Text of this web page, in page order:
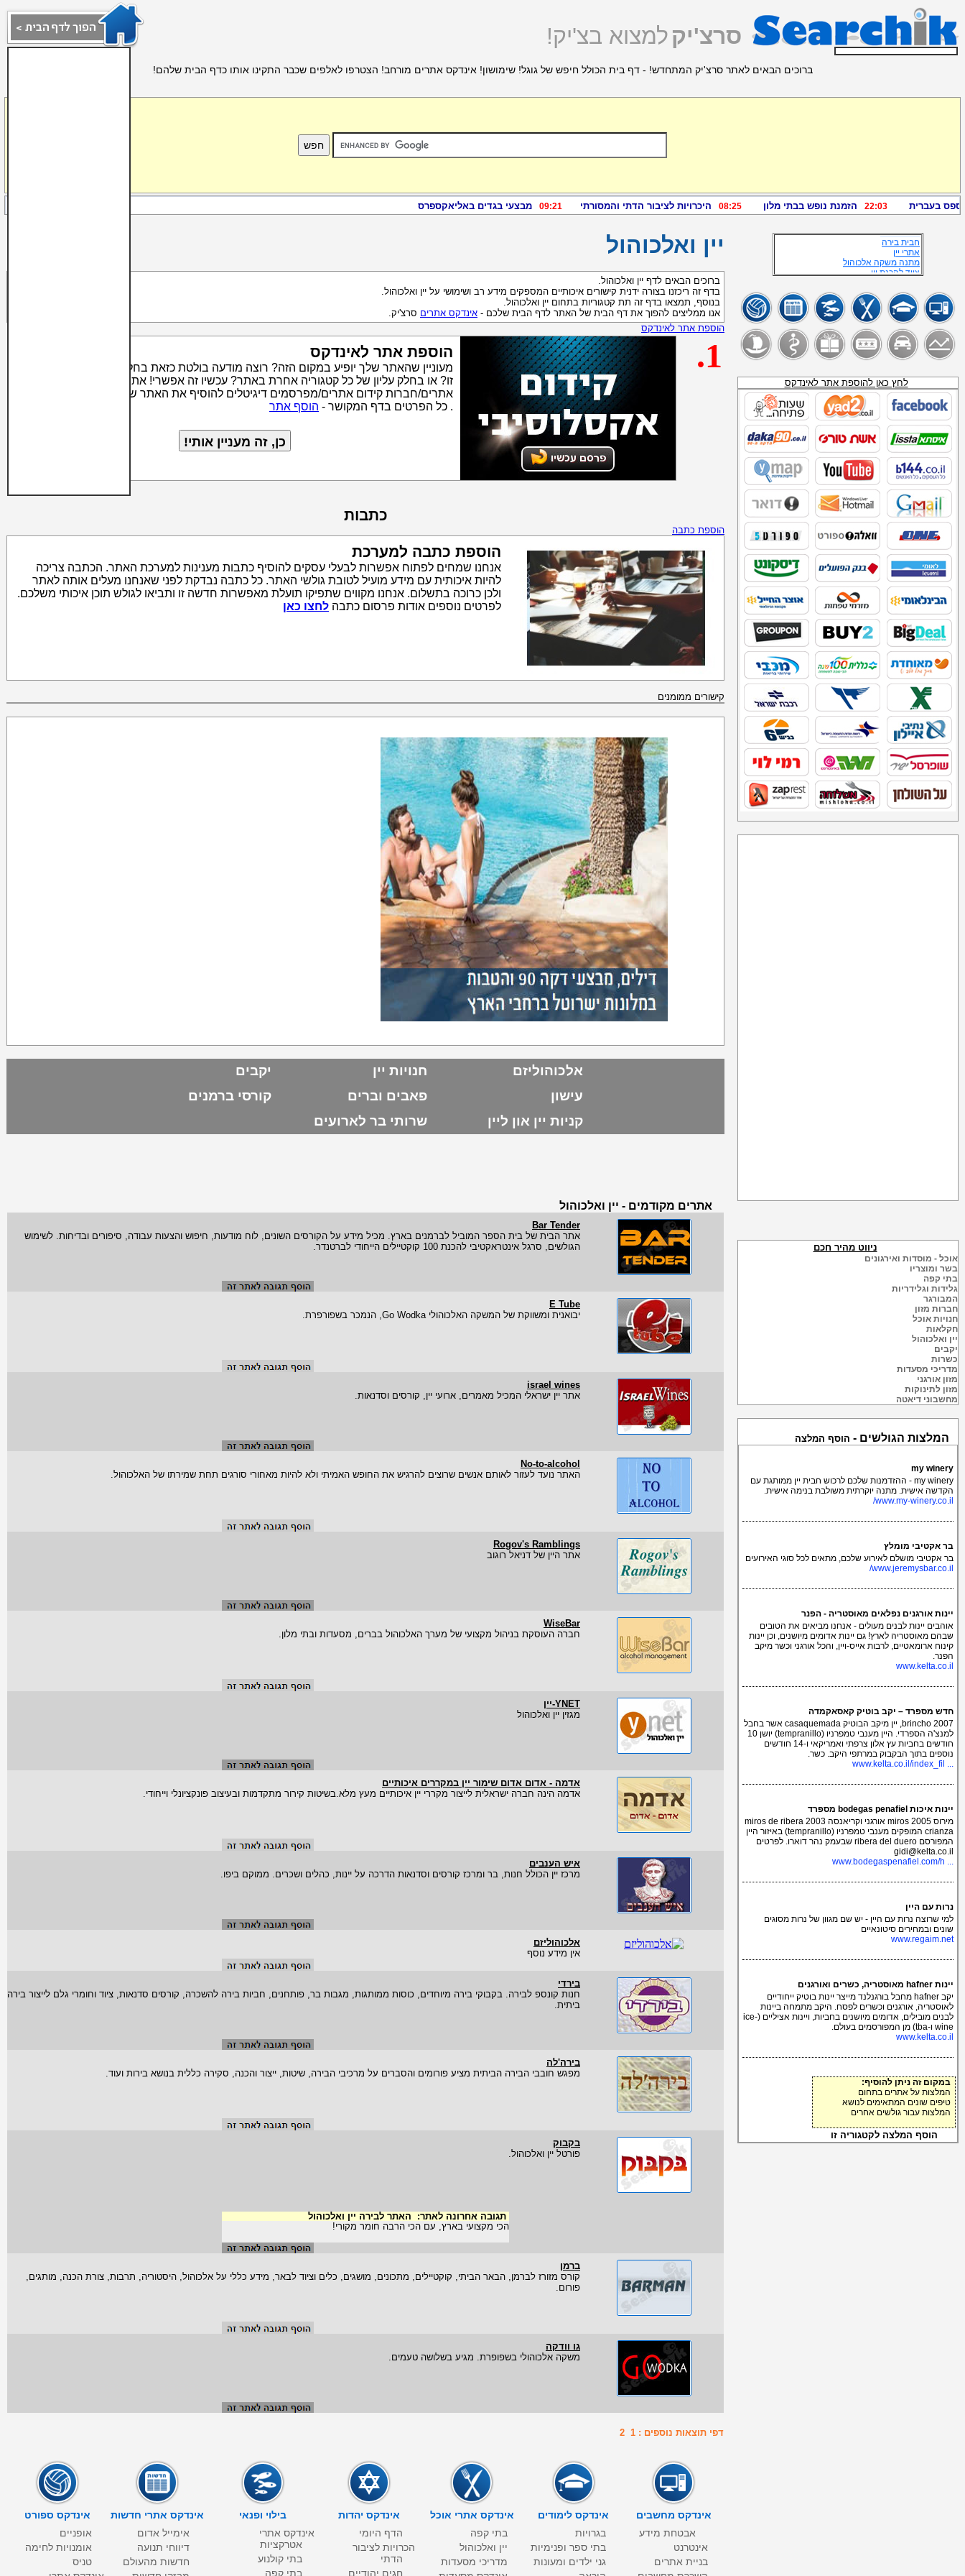
סרצ'יקלמצוא בצ'יק!
ברוכים הבאים לאתר סרצ'יק המתחדש! - דף בית הכולל חיפש של גוגל! שימושון! אינדקס אתרים מורחב! הצטרפו לאלפים שכבר התקינו אותו כדף הבית שלהם!
יין ואלכוהול
ברוכים הבאים לדף יין ואלכוהול.
בדף זה ריכזנו בצורה ידנית קישורים איכותיים המספקים מידע רב ושימושי על יין ואלכוהול.
בנוסף, תמצאו בדף זה תת קטגוריות בתחום יין ואלכוהול.
אנו ממליצים להפוך את דף הבית של האתר לדף הבית שלכם - אינדקס אתרים סרצ'יק.
הוספת אתר לאינדקס
הוספת אתר לאינדקס
מעוניין שהאתר שלך יופיע במקום הזה? רוצה מודעה בולטת כזאת בחלק העליון של קטגוריה
זו? או בחלק עליון של כל קטגוריה אחרת באתר? עכשיו זה אפשרי! אתר סרצ'יק מאפשר לבעלי
אתרים/חברות קידום אתרים/מפרסמים דיגיטלים להוסיף את האתר שלהם לאינדקס האתרים
. כל הפרטים בדף המקושר - הוסף אתר
.1
כתבות
הוספת כתבה
הוספת כתבה למערכת
אנחנו שמחים לפתוח אפשרות לבעלי עסקים להוסיף כתבות מענינות למערכת האתר. הכתבה צריכה
להיות איכותית עם מידע מועיל לטובת גולשי האתר. כל כתבה נבדקת לפני שאנחנו מעלים אותה לאתר
ולכן כרוכה בתשלום. אנחנו מקווים שתפיקו תועלת מאפשרות חדשה זו ותביאו לגולש תוכן איכותי משלכם.
לפרטים נוספים אודות פרסום כתבה לחצו כאן
קישורים ממומנים
אלכוהוליזם חנויות יין
יקבים
עישון
פאבים וברים
קורסי ברמנים
קניות יין און ליין
שרותי בר לארועים
אתרים מקודמים - יין ואלכוהול
Bar Tender
אתר הבית של בית הספר המוביל לברמנים בארץ. מכיל מידע על הקורסים השונים, לוח מודעות, חיפוש והצעות עבודה, סיפורים ובדיחות. לשימוש
הגולשים, סרגל אינטראקטיבי להכנת 100 קוקטיילים הייחודי לברטנדר.
E Tube
יבואנית ומשווקת של המשקה האלכוהולי Go Wodka, הנמכר בשפורפרת.
israel wines
אתר יין ישראלי המכיל מאמרים, ארועי יין, קורסים וסדנאות.
No-to-alcohol
האתר נועד לעזור לאותם אנשים שרוצים להרגיש את החופש האמיתי ולא להיות מאחורי סורגים תחת שמירתו של האלכוהול.
Rogov's Ramblings
אתר היין של דניאל רוגוב
WiseBar
חברה העוסקת בניהול מקצועי של מערך האלכוהול בברים, מסעדות ובתי מלון.
YNET-יין
מגזין יין ואלכוהול
אדמה - אדום אדום שימור יין במקררים איכותיים
אדמה הינה חברה ישראלית לייצור מקררי יין איכותיים מעץ מלא.בשיטות קירור מתקדמות ובעיצוב פונקציונלי וייחודי.
איש הענבים
מרכז יין הכולל חנות, בר ומרכז קורסים וסדנאות הדרכה על יינות, כהלים ושכרים. ממוקם ביפו.
אלכוהוליזם
אין מידע נוסף
בירדי
חנות קונספ לבירה. בקבוקי בירה מיוחדים, כוסות ממותגות, מגבות בר, פותחנים, חביות בירה להשכרה, קורסים סדנאות, ציוד וחומרי גלם לייצור בירה
ביתית.
בירה'לה
מפגש חובבי הבירה הביתית מציע פורומים והסברים על מרכיבי הבירה, שיטות, ייצור והכנה, סקירה כללית בנושא בירות ועוד.
בקבוק
פורטל יין ואלכוהול.
האתר לבירה יין ואלכוהול
תגובה אחרונה לאתר:
הכי מקצועי בארץ, עם הכי הרבה חומר מקורי!
ברמן
קורס מזורז לברמן, הבאר הביתי, קוקטיילים, מתכונים, מושגים, כלים וציוד לבאר, מידע כללי על אלכוהול, היסטוריה, תרבות, צורת הכנה, מותגים,
פורום.
גו וודקה
משקה אלכוהולי בשפופרת. מגיע בשלושה טעמים.
דפי תוצאות נוספים : 1
"משקאות חריפים "
ענבים חנות
TENDER
חבית בירה
אתרי יין
מתנה משקה אלכוהול
ציוד להכנת יין
וודקה בשפורפרת
חנויות ויסקי
שתיה משקאות בירות
ברנדי
בירה גינס
WINE4U
PHBEUKSV
עורך חיים של משקאות חריפים
קורס ליצור בירה
חנות ברנדי
פינקולדה
שתיה חריפה בברים
טלמניע
פז_נפט_להסקה
נע נע
_SITE:WWW.SEARCHIK.CO.IL_נפט__להסקה
מכשיר תידלוק
דור אנרגיה נפט לחימום ביתי
סדש_דלק_להסקה
תחנות דלק של חברת "דלק"
לחץ כאן להוספת אתר לאינדקס
ניווט מהיר חכם
אוכל - מוסדות ואירגונים
בשר ומוצריו
בתי קפה
גלידות וגלידריות
המבורגר
חברות מזון
חנויות אוכל
חקלאות
יין ואלכוהול
יקבים
כשרות
מדריכי מסעדות
מזון אורגני
מזון לתינוקות
מחשבוני דיאטה
המלצות הגולשים - הוסף המלצה
my winery
my winery - ההזדמנות שלכם לרכוש חבית יין ממותגת עם
הקדשה אישית. מתנה יוקרתית משולבת בנימה אישית.
www.my-winery.co.il/
בר אקטיבי מומלץ
בר אקטיבי מושלם לאירוע שלכם, מתאים לכל סוגי האירועים
www.jeremysbar.co.il/
יינות אורגנים נפלאים מאוסטריה - הפנר
אוהבים יינות לבנים מעולים - אנחנו מביאים את הטובים
שבהם מאוסטריה לארץ! גם יינות אדומים מיושנים, וכן יינות
קינוח ארומאטיים, לרבות אייס-ויין, והכל אורגני וכשר מיקב
הפנר.
www.kelta.co.il
חדש מספרד – יקב בוטיק קאסאקמדה
brincho 2007, יין מיקב הבוטיק casaquemada אשר בחבל
למנצ'ה הספרדי. היין מענבי טמפרניו (tempranillo) יושן 10
חודשים בחביות עץ אלון צרפתי ואמריקאי ו-14 חודשים
נוספים בתוך הבקבוק במרתפי היקב. כשר.
... www.kelta.co.il/index_fil
יינות איכות bodegas penafiel מספרד
מירוס 2005 miros אורגני וקריאנסה 2003 miros de ribera
crianza המופקים מענבי טמפרניו (tempranillo) באיזור היין
המפורסם ribera del duero שבעמק נהר דוארו. לפרטים
gidi@kelta.co.il
... www.bodegaspenafiel.com/h
נרות עם היין
למי שרוצה נרות עם היין - יש שם מגוון של נרות מסוגים
שונים ובמחירים סיטונאיים
www.regaim.net
יינות hafner מאוסטריה, כשרים ואורגנים
יקב hafner מחבל בורגנלנד מייצר יינות בוטיק ייחודיים
לאוסטריה, אורגנים וכשרים לפסח. היקב מתמחה ביינות
לבנים מובילים, אדומים מיושנים בחביות, ויינות אציליים (ice-
wine ו-tba) מן המפורסמים בעולם.
www.kelta.co.il
במקום זה ניתן להוסיף:
המלצות על אתרים בתחום
טיפים שונים המתאימים לנושא
המלצות עבור גולשים אחרים
הוסף המלצה לקטגוריה זו